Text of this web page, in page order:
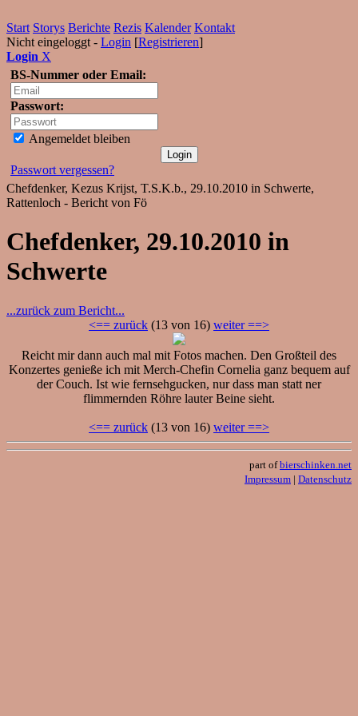
Start Storys Berichte Rezis Kalender Kontakt
Nicht eingeloggt - Login [Registrieren]
Login X
BS-Nummer oder Email:
Passwort:
Angemeldet bleiben
Passwort vergessen?
Chefdenker, Kezus Krijst, T.S.K.b., 29.10.2010 in Schwerte,
Rattenloch - Bericht von Fö
Chefdenker, 29.10.2010 in
Schwerte
...zurück zum Bericht...
<== zurück (13 von 16) weiter ==>
Reicht mir dann auch mal mit Fotos machen. Den Großteil des
Konzertes genieße ich mit Merch-Chefin Cornelia ganz bequem auf
der Couch. Ist wie fernsehgucken, nur dass man statt ner
flimmernden Röhre lauter Beine sieht.
<== zurück (13 von 16) weiter ==>
part ofbierschinken.net
Impressum | Datenschutz